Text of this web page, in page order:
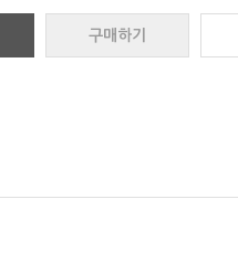
구매하기